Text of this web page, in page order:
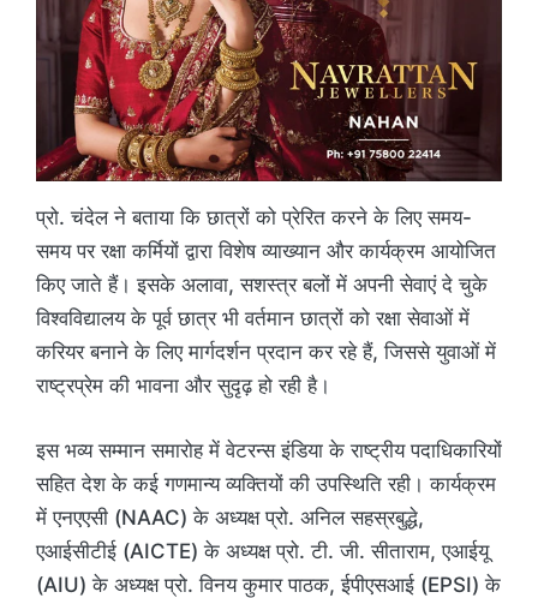
प्रो. चंदेल ने बताया कि छात्रों को प्रेरित करने के लिए समय-
समय पर रक्षा कर्मियों द्वारा विशेष व्याख्यान और कार्यक्रम आयोजित
किए जाते हैं। इसके अलावा, सशस्त्र बलों में अपनी सेवाएं दे चुके
विश्वविद्यालय के पूर्व छात्र भी वर्तमान छात्रों को रक्षा सेवाओं में
करियर बनाने के लिए मार्गदर्शन प्रदान कर रहे हैं, जिससे युवाओं में
राष्ट्रप्रेम की भावना और सुदृढ़ हो रही है।
इस भव्य सम्मान समारोह में वेटरन्स इंडिया के राष्ट्रीय पदाधिकारियों
सहित देश के कई गणमान्य व्यक्तियों की उपस्थिति रही। कार्यक्रम
में एनएएसी (NAAC) के अध्यक्ष प्रो. अनिल सहस्रबुद्धे,
एआईसीटीई (AICTE) के अध्यक्ष प्रो. टी. जी. सीताराम, एआईयू
(AIU) के अध्यक्ष प्रो. विनय कुमार पाठक, ईपीएसआई (EPSI) के